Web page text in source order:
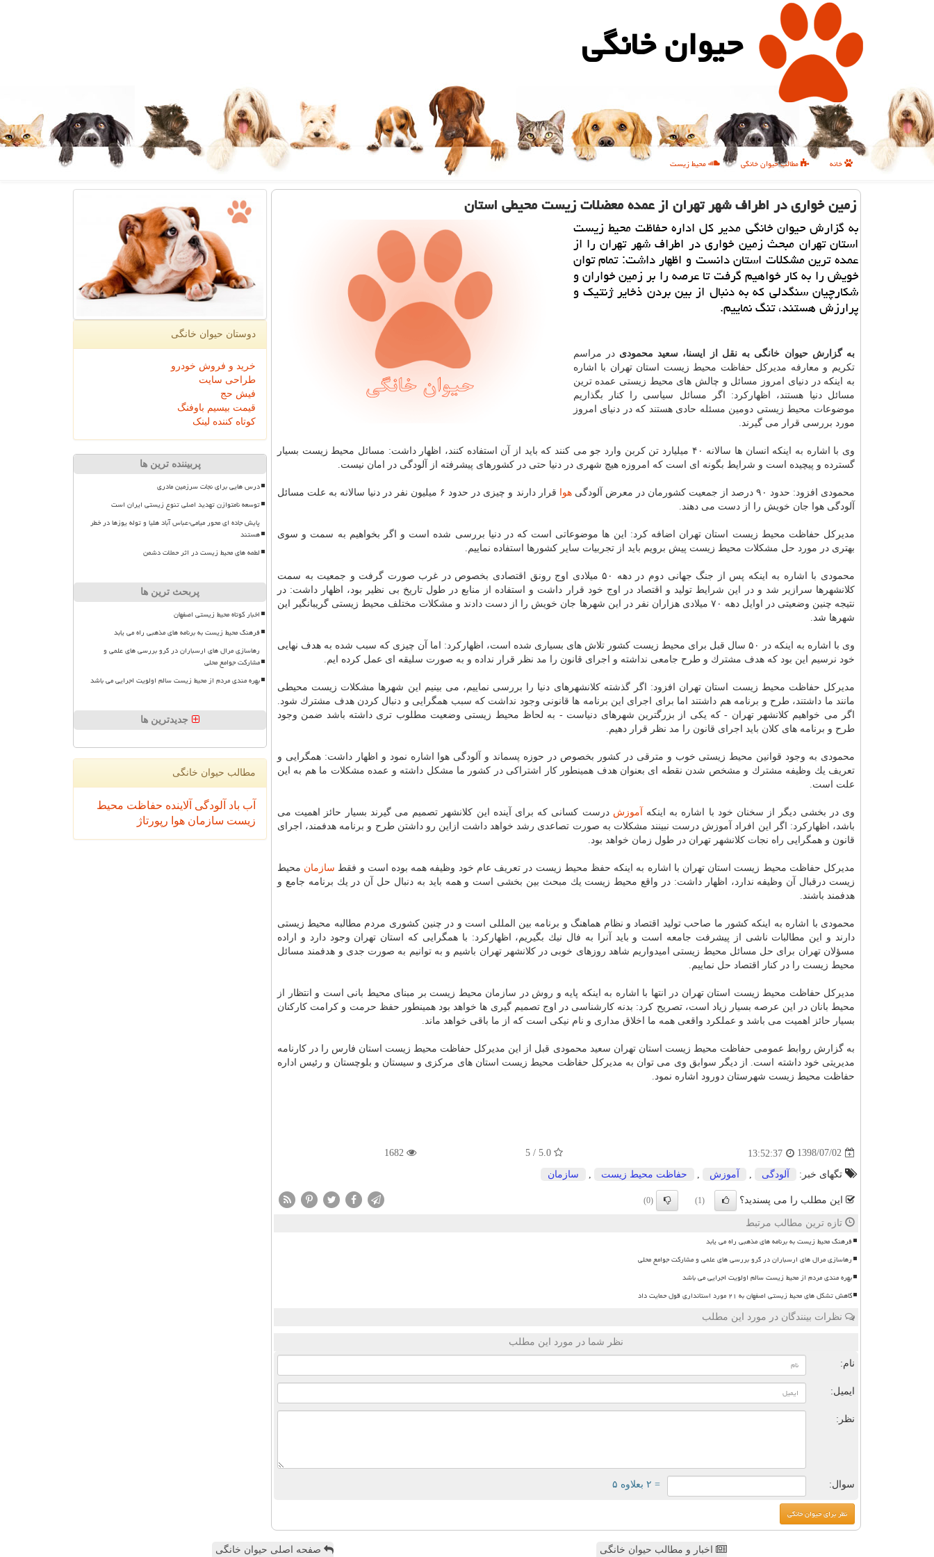
حیوان خانگی
خانه مطالب حیوان خانگی محیط زیست
زمین خواری در اطراف شهر تهران از عمده معضلات زیست محیطی استان
به گزارش حیوان خانگی مدیر كل اداره حفاظت محیط زیست
استان تهران مبحث زمین خواری در اطراف شهر تهران را از
عمده ترین مشكلات استان دانست و اظهار داشت: تمام توان
خویش را به كار خواهیم گرفت تا عرصه را بر زمین خواران و
شكارچیان سنگدلی كه به دنبال از بین بردن ذخایر ژنتیك و
پرارزش هستند، تنگ نماییم.
به گزارش حیوان خانگی به نقل از ایسنا، سعید محمودی در مراسم
تكریم و معارفه مدیركل حفاظت محیط زیست استان تهران با اشاره
به اینكه در دنیای امروز مسائل و چالش های محیط زیستی عمده ترین
مسائل دنیا هستند، اظهاركرد: اگر مسائل سیاسی را كنار بگذاریم
موضوعات محیط زیستی دومین مسئله حادی هستند كه در دنیای امروز
مورد بررسی قرار می گیرند.
وی با اشاره به اینكه انسان ها سالانه ۴۰ میلیارد تن كربن وارد جو می كنند كه باید از آن استفاده كنند، اظهار داشت: مسائل محیط زیست بسیار
گسترده و پیچیده است و شرایط بگونه ای است كه امروزه هیچ شهری در دنیا حتی در كشورهای پیشرفته از آلودگی در امان نیست.
محمودی افزود: حدود ۹۰ درصد از جمعیت كشورمان در معرض آلودگی هوا
قرار دارند و چیزی در حدود ۶ میلیون نفر در دنیا سالانه به علت مسائل
آلودگی هوا جان خویش را از دست می دهند.
مدیركل حفاظت محیط زیست استان تهران اضافه كرد: این ها موضوعاتی است كه در دنیا بررسی شده است و اگر بخواهیم به سمت و سوی
بهتری در مورد حل مشكلات محیط زیست پیش برویم باید از تجربیات سایر كشورها استفاده نماییم.
محمودی با اشاره به اینكه پس از جنگ جهانی دوم در دهه ۵۰ میلادی اوج رونق اقتصادی بخصوص در غرب صورت گرفت و جمعیت به سمت
كلانشهرها سرازیر شد و در این شرایط تولید و اقتصاد در اوج خود قرار داشت و استفاده از منابع در طول تاریخ بی نظیر بود، اظهار داشت: در
نتیجه چنین وضعیتی در اوایل دهه ۷۰ میلادی هزاران نفر در این شهرها جان خویش را از دست دادند و مشكلات مختلف محیط زیستی گریبانگیر این
شهرها شد.
وی با اشاره به اینكه در ۵۰ سال قبل برای محیط زیست كشور تلاش های بسیاری شده است، اظهاركرد: اما آن چیزی كه سبب شده به هدف نهایی
خود نرسیم این بود كه هدف مشترك و طرح جامعی نداشته و اجرای قانون را مد نظر قرار نداده و به صورت سلیقه ای عمل كرده ایم.
مدیركل حفاظت محیط زیست استان تهران افزود: اگر گذشته كلانشهرهای دنیا را بررسی نماییم، می بینیم این شهرها مشكلات زیست محیطی
مانند ما داشتند، طرح و برنامه هم داشتند اما برای اجرای این برنامه ها قانونی وجود نداشت كه سبب همگرایی و دنبال كردن هدف مشترك شود.
اگر می خواهیم كلانشهر تهران - كه یكی از بزرگترین شهرهای دنیاست - به لحاظ محیط زیستی وضعیت مطلوب تری داشته باشد ضمن وجود
طرح و برنامه های كلان باید اجرای قانون را مد نظر قرار دهیم.
محمودی به وجود قوانین محیط زیستی خوب و مترقی در كشور بخصوص در حوزه پسماند و آلودگی هوا اشاره نمود و اظهار داشت: همگرایی و
تعریف یك وظیفه مشترك و مشخص شدن نقطه ای بعنوان هدف همینطور كار اشتراكی در كشور ما مشكل داشته و عمده مشكلات ما هم به این
علت است.
وی در بخشی دیگر از سخنان خود با اشاره به اینكه آموزش درست كسانی كه برای آینده این كلانشهر تصمیم می گیرند بسیار حائز اهمیت می
باشد، اظهاركرد: اگر این افراد آموزش درست نبینند مشكلات به صورت تصاعدی رشد خواهد داشت ازاین رو داشتن طرح و برنامه هدفمند، اجرای
قانون و همگرایی راه نجات كلانشهر تهران در طول زمان خواهد بود.
مدیركل حفاظت محیط زیست استان تهران با اشاره به اینكه حفظ محیط زیست در تعریف عام خود وظیفه همه بوده است و فقط سازمان محیط
زیست درقبال آن وظیفه ندارد، اظهار داشت: در واقع محیط زیست یك مبحث بین بخشی است و همه باید به دنبال حل آن در یك برنامه جامع و
هدفمند باشند.
محمودی با اشاره به اینكه كشور ما صاحب تولید اقتصاد و نظام هماهنگ و برنامه بین المللی است و در چنین كشوری مردم مطالبه محیط زیستی
دارند و این مطالبات ناشی از پیشرفت جامعه است و باید آنرا به فال نیك بگیریم، اظهاركرد: با همگرایی كه استان تهران وجود دارد و اراده
مسؤلان تهران برای حل مسائل محیط زیستی امیدواریم شاهد روزهای خوبی در كلانشهر تهران باشیم و به توانیم به صورت جدی و هدفمند مسائل
محیط زیست را در كنار اقتصاد حل نماییم.
مدیركل حفاظت محیط زیست استان تهران در انتها با اشاره به اینكه پایه و روش در سازمان محیط زیست بر مبنای محیط بانی است و انتظار از
محیط بانان در این عرصه بسیار زیاد است، تصریح كرد: بدنه كارشناسی در اوج تصمیم گیری ها خواهد بود همینطور حفظ حرمت و كرامت كاركنان
بسیار حائز اهمیت می باشد و عملكرد واقعی همه ما اخلاق مداری و نام نیكی است كه از ما باقی خواهد ماند.
به گزارش روابط عمومی حفاظت محیط زیست استان تهران سعید محمودی قبل از این مدیركل حفاظت محیط زیست استان فارس را در كارنامه
مدیریتی خود داشته است. از دیگر سوابق وی می توان به مدیركل حفاظت محیط زیست استان های مركزی و سیستان و بلوچستان و رئیس اداره
حفاظت محیط زیست شهرستان دورود اشاره نمود.
1398/07/02
13:52:37
5.0 / 5
1682
تگهای خبر: آلودگی آموزش حفاظت محیط زیست سازمان
این مطلب را می پسندید؟ (1)
(0)
تازه ترین مطالب مرتبط
فرهنگ محیط زیست به برنامه های مذهبی راه می یابد
رهاسازی مرال های ارسباران در گرو بررسی های علمی و مشارکت جوامع محلی
بهره مندی مردم از محیط زیست سالم اولویت اجرایی می باشد
کاهش تشکل های محیط زیستی اصفهان به ۲۱ مورد استانداری قول حمایت داد
نظرات بینندگان در مورد این مطلب
نظر شما در مورد این مطلب
نام:
ایمیل:
نظر:
سوال: = ۲ بعلاوه ۵
دوستان حیوان خانگی
خرید و فروش خودرو
طراحی سایت
فیش حج
قیمت بیسیم باوفنگ
کوتاه کننده لینک
پربیننده ترین ها
درس هایی برای نجات سرزمین مادری
توسعه نامتوازن تهدید اصلی تنوع زیستی ایران است
پایش جاده ای محور میامی-عباس آباد هلیا و توله یوزها در خطر
هستند
لطمه های محیط زیست در اثر حملات دشمن
پربحث ترین ها
اخبار کوتاه محیط زیستی اصفهان
فرهنگ محیط زیست به برنامه های مذهبی راه می یابد
رهاسازی مرال های ارسباران در گرو بررسی های علمی و
مشارکت جوامع محلی
بهره مندی مردم از محیط زیست سالم اولویت اجرایی می باشد
جدیدترین ها
مطالب حیوان خانگی
آب باد آلودگی آلاینده حفاظت محیط
زیست سازمان هوا رپورتاژ
اخبار و مطالب حیوان خانگی صفحه اصلی حیوان خانگی